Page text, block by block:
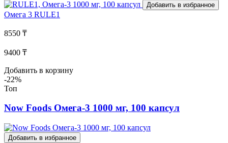
Добавить в избранное
Омега 3 RULE1
8550 ₸
9400 ₸
Добавить в корзину
-22%
Топ
Now Foods Омега-3 1000 мг, 100 капсул
Добавить в избранное